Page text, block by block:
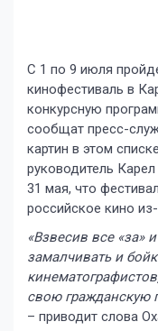
С 1 по 9 июля
кинофестиваль в
конкурсную
сообщат пресс-
картин в этом
руководитель
31 мая, что
российское кино
«Взвесив все «за»
замалчивать и
кинематографистов
свою гражданскую
– приводит слова